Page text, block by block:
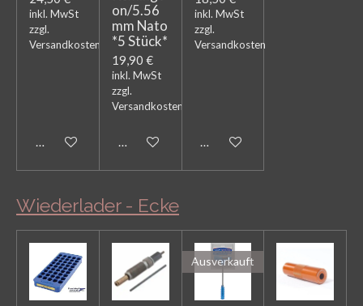
inkl. MwSt
zzgl.
Versandkosten
Bei Verfügbarkeit benachrichtigen
on/5.56
mm Nato
*5 Stück*
19,90 €
inkl. MwSt
zzgl.
Versandkosten
Bei Verfügbarkeit benachrichtigen
inkl. MwSt
zzgl.
Versandkosten
In den Warenkorb
Wiederlader - Ecke
Ausverkauft